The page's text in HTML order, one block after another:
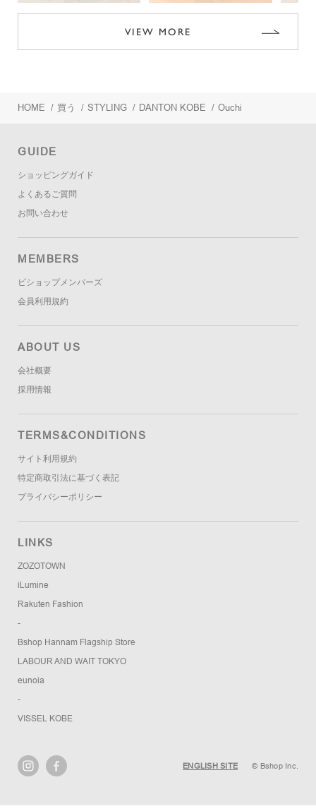
VIEW MORE
HOME / 買う / STYLING / DANTON KOBE / Ouchi
GUIDE
ショッピングガイド
よくあるご質問
お問い合わせ
MEMBERS
ビショップメンバーズ
会員利用規約
ABOUT US
会社概要
採用情報
TERMS&CONDITIONS
サイト利用規約
特定商取引法に基づく表記
プライバシーポリシー
LINKS
ZOZOTOWN
iLumine
Rakuten Fashion
-
Bshop Hannam Flagship Store
LABOUR AND WAIT TOKYO
eunoia
-
VISSEL KOBE
ENGLISH SITE © Bshop Inc.